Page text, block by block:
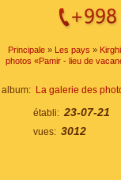
Principale » Les pays »
photos «Pamir - lieu de
album: La galerie des
établi: 23-07-21
vues: 3012